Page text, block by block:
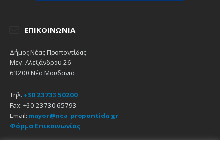
ΕΠΙΚΟΙΝΩΝΊΑ
Δήμος Νέας Προποντίδας
Μεγ. Αλεξάνδρου 26
63200 Νέα Μουδανιά
Τηλ. +30 23733 50200
Fax: +30 23730 65793
Email: mayor@nea-propontida.gr
Φόρμα Επικοινωνίας